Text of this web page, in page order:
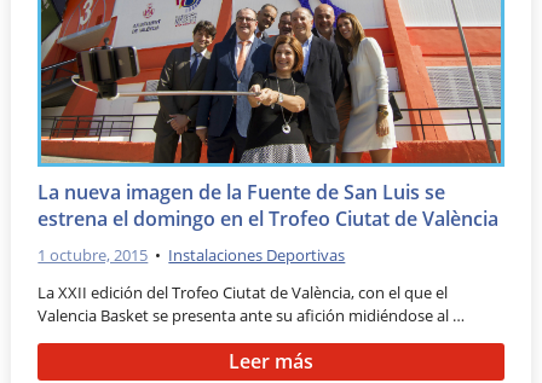
La nueva imagen de la Fuente de San Luis se
estrena el domingo en el Trofeo Ciutat de València
1 octubre, 2015 • Instalaciones Deportivas
La XXII edición del Trofeo Ciutat de València, con el que el
Valencia Basket se presenta ante su afición midiéndose al …
Leer más